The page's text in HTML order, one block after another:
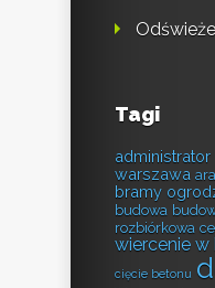
Tagi
warszawa
bramy
budowa
rozbiórkowa
wiercenie
cięcie betonu